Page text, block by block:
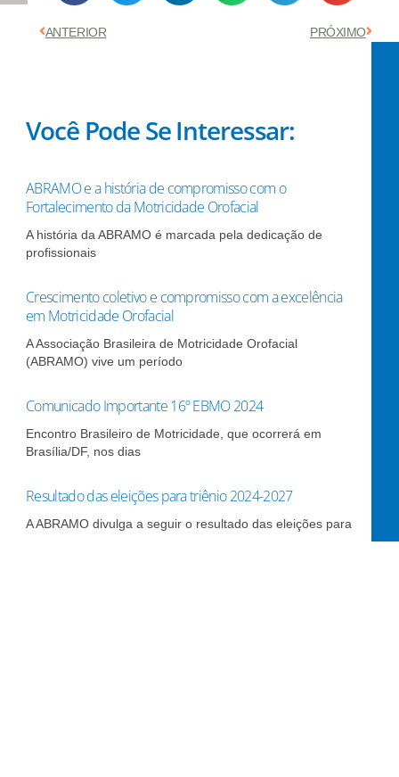
Anterior
ANTERIOR PRÓXIMO
Você Pode Se Interessar:
ABRAMO e a história de compromisso com o
Fortalecimento da Motricidade Orofacial
A história da ABRAMO é marcada pela dedicação de
profissionais
Crescimento coletivo e compromisso com a excelência
em Motricidade Orofacial
A Associação Brasileira de Motricidade Orofacial
(ABRAMO) vive um período
Comunicado Importante 16º EBMO 2024
Encontro Brasileiro de Motricidade, que ocorrerá em
Brasília/DF, nos dias
Resultado das eleições para triênio 2024-2027
A ABRAMO divulga a seguir o resultado das eleições para